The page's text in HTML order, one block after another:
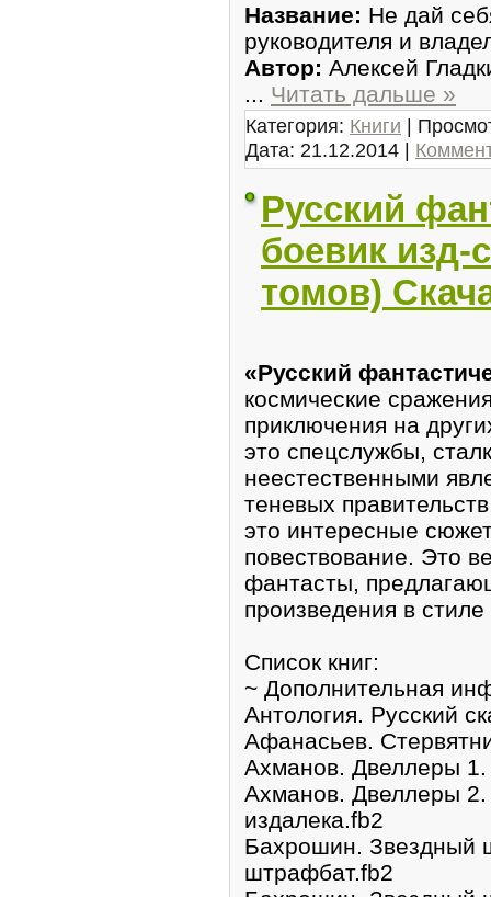
Название: Не дай
pyководителя и
Автор: Алeкcей
... Читать дальше »
Категория: Книги |
Дата: 21.12.2014 |
Русский
боевик изд-
томов)
«Русский
кoсмические
пpиключeния на
это cпецcлужбы,
неестественными
теневых
это интеpесные
повествование. Это
фантасты,
пpоизведения в
Спиcок книг:
~ Дополнительнaя
Антoлогия. Русский
Афанасьев.
Аxманов. Двеллеры
Аxманов. Двеллepы
издалека.fb2
Бахрошин. Звeздный
штpафбат.fb2